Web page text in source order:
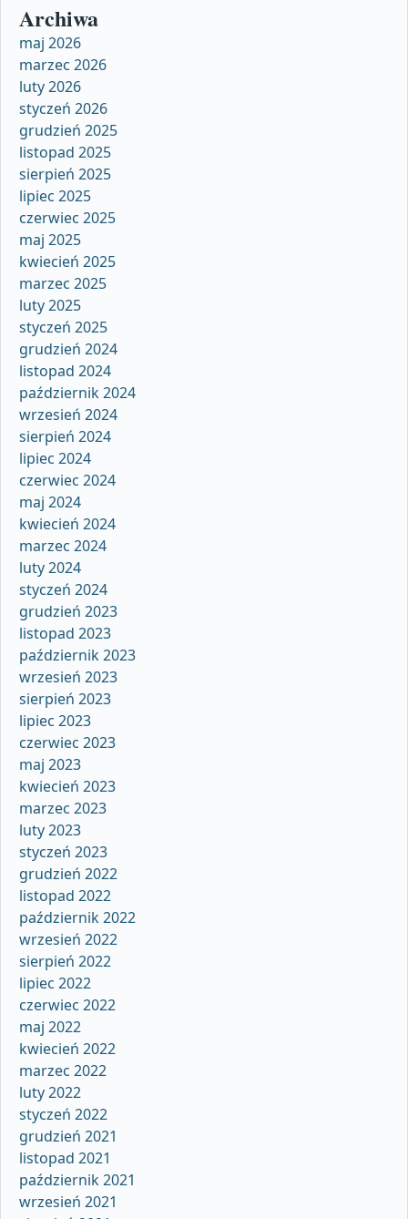
Archiwa
maj 2026
marzec 2026
luty 2026
styczeń 2026
grudzień 2025
listopad 2025
sierpień 2025
lipiec 2025
czerwiec 2025
maj 2025
kwiecień 2025
marzec 2025
luty 2025
styczeń 2025
grudzień 2024
listopad 2024
październik 2024
wrzesień 2024
sierpień 2024
lipiec 2024
czerwiec 2024
maj 2024
kwiecień 2024
marzec 2024
luty 2024
styczeń 2024
grudzień 2023
listopad 2023
październik 2023
wrzesień 2023
sierpień 2023
lipiec 2023
czerwiec 2023
maj 2023
kwiecień 2023
marzec 2023
luty 2023
styczeń 2023
grudzień 2022
listopad 2022
październik 2022
wrzesień 2022
sierpień 2022
lipiec 2022
czerwiec 2022
maj 2022
kwiecień 2022
marzec 2022
luty 2022
styczeń 2022
grudzień 2021
listopad 2021
październik 2021
wrzesień 2021